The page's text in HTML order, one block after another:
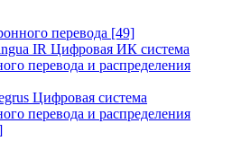
перевода [49]
IR Цифровая ИК система
перевода и распределения
Цифровая система
перевода и распределения